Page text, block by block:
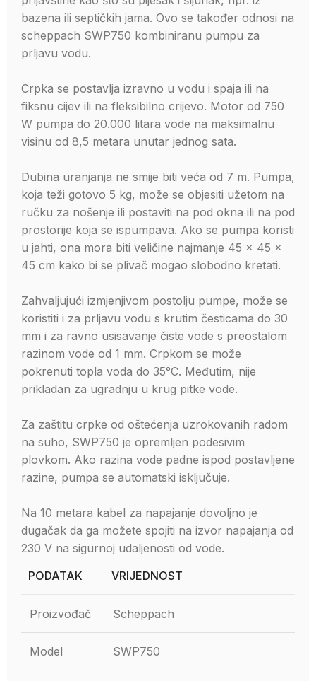
bazena ili septičkih jama. Ovo se također odnosi na
scheppach SWP750 kombiniranu pumpu za
prljavu vodu.
Crpka se postavlja izravno u vodu i spaja ili na
fiksnu cijev ili na fleksibilno crijevo. Motor od 750
W pumpa do 20.000 litara vode na maksimalnu
visinu od 8,5 metara unutar jednog sata.
Dubina uranjanja ne smije biti veća od 7 m. Pumpa,
koja teži gotovo 5 kg, može se objesiti užetom na
ručku za nošenje ili postaviti na pod okna ili na pod
prostorije koja se ispumpava. Ako se pumpa koristi
u jahti, ona mora biti veličine najmanje 45 x 45 x
45 cm kako bi se plivač mogao slobodno kretati.
Zahvaljujući izmjenjivom postolju pumpe, može se
koristiti i za prljavu vodu s krutim česticama do 30
mm i za ravno usisavanje čiste vode s preostalom
razinom vode od 1 mm. Crpkom se može
pokrenuti topla voda do 35°C. Međutim, nije
prikladan za ugradnju u krug pitke vode.
Za zaštitu crpke od oštećenja uzrokovanih radom
na suho, SWP750 je opremljen podesivim
plovkom. Ako razina vode padne ispod postavljene
razine, pumpa se automatski isključuje.
Na 10 metara kabel za napajanje dovoljno je
dugačak da ga možete spojiti na izvor napajanja od
230 V na sigurnoj udaljenosti od vode.
PODATAK
VRIJEDNOST
Proizvođač Scheppach
Model SWP750